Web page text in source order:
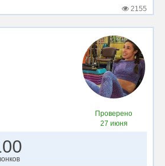
2155
Проверено
27 июня